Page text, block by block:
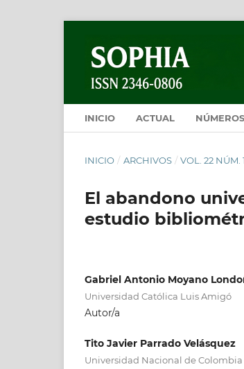
INICIO ACTUAL
INICIO / ARCHIVOS / VOL. 22 NÚM.
El abandono
estudio
Gabriel Antonio Moyano
Universidad Católica Luis Amigó
Autor/a
Tito Javier Parrado Velásquez
Universidad Nacional de Colombia